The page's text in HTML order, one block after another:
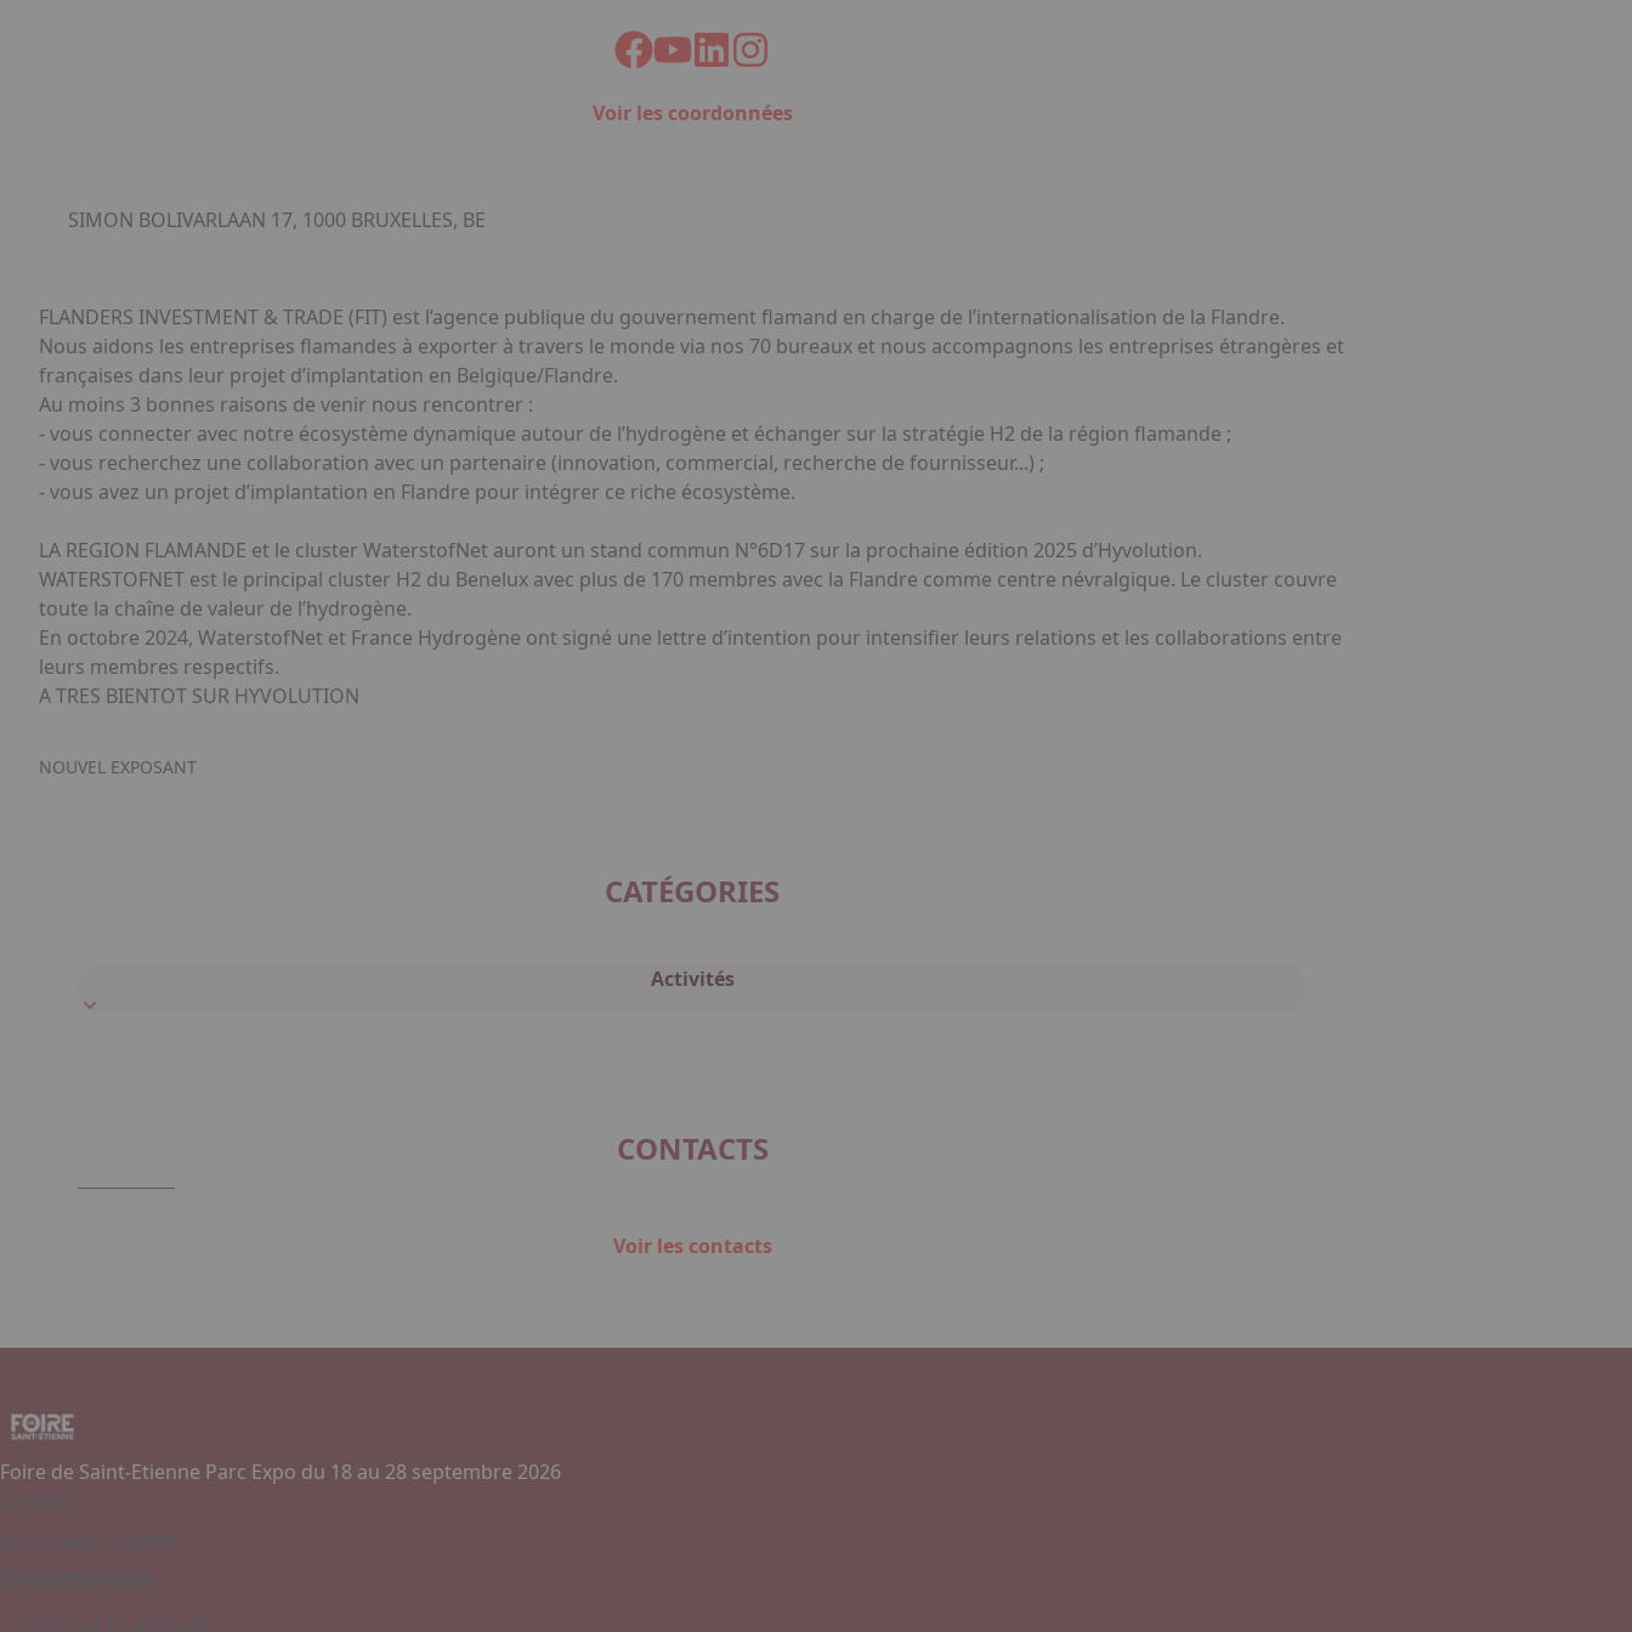
Voir les coordonnées
SIMON BOLIVARLAAN 17, 1000 BRUXELLES, BE
FLANDERS INVESTMENT & TRADE (FIT) est l’agence publique du gouvernement flamand en charge de l’internationalisation de la Flandre.
Nous aidons les entreprises flamandes à exporter à travers le monde via nos 70 bureaux et nous accompagnons les entreprises étrangères et
françaises dans leur projet d’implantation en Belgique/Flandre.
Au moins 3 bonnes raisons de venir nous rencontrer :
- vous connecter avec notre écosystème dynamique autour de l’hydrogène et échanger sur la stratégie H2 de la région flamande ;
- vous recherchez une collaboration avec un partenaire (innovation, commercial, recherche de fournisseur...) ;
- vous avez un projet d’implantation en Flandre pour intégrer ce riche écosystème.
LA REGION FLAMANDE et le cluster WaterstofNet auront un stand commun N°6D17 sur la prochaine édition 2025 d’Hyvolution.
WATERSTOFNET est le principal cluster H2 du Benelux avec plus de 170 membres avec la Flandre comme centre névralgique. Le cluster couvre
toute la chaîne de valeur de l’hydrogène.
En octobre 2024, WaterstofNet et France Hydrogène ont signé une lettre d’intention pour intensifier leurs relations et les collaborations entre
leurs membres respectifs.
A TRES BIENTOT SUR HYVOLUTION
NOUVEL EXPOSANT
CATÉGORIES
Activités
CONTACTS
Voir les contacts
Foire de Saint-Etienne Parc Expo du 18 au 28 septembre 2026